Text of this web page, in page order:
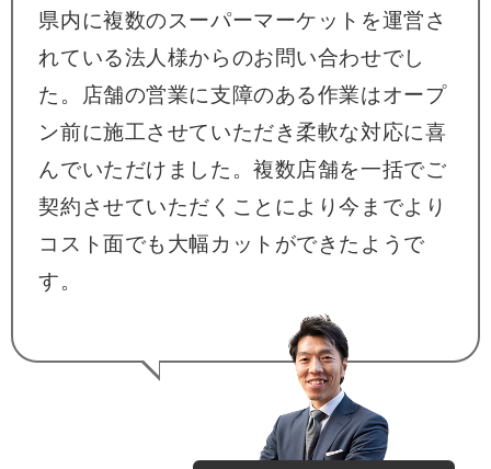
県内に複数のスーパーマーケットを運営さ
れている法人様からのお問い合わせでし
た。店舗の営業に支障のある作業はオープ
ン前に施工させていただき柔軟な対応に喜
んでいただけました。複数店舗を一括でご
契約させていただくことにより今までより
コスト面でも大幅カットができたようで
す。